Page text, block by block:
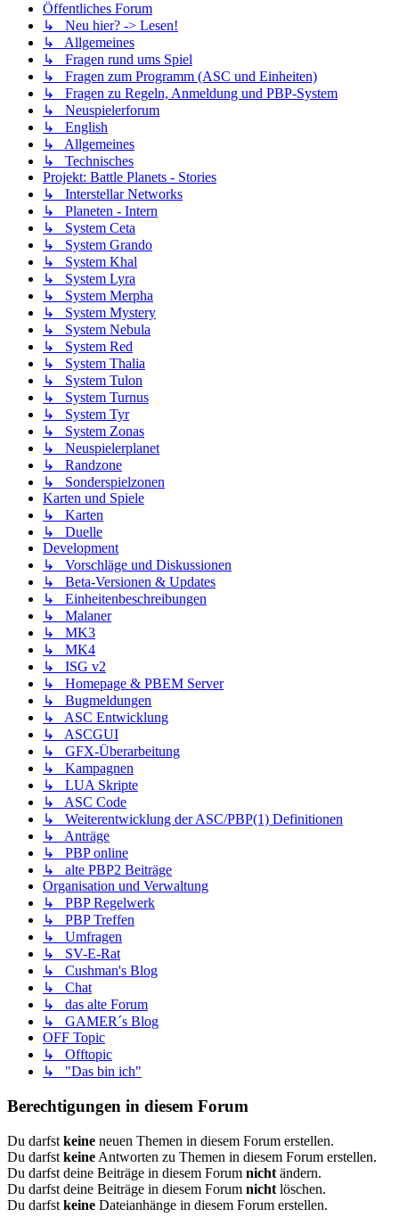
Öffentliches Forum
↳ Neu hier? -> Lesen!
↳ Allgemeines
↳ Fragen rund ums Spiel
↳ Fragen zum Programm (ASC und Einheiten)
↳ Fragen zu Regeln, Anmeldung und PBP-System
↳ Neuspielerforum
↳ English
↳ Allgemeines
↳ Technisches
Projekt: Battle Planets - Stories
↳ Interstellar Networks
↳ Planeten - Intern
↳ System Ceta
↳ System Grando
↳ System Khal
↳ System Lyra
↳ System Merpha
↳ System Mystery
↳ System Nebula
↳ System Red
↳ System Thalia
↳ System Tulon
↳ System Turnus
↳ System Tyr
↳ System Zonas
↳ Neuspielerplanet
↳ Randzone
↳ Sonderspielzonen
Karten und Spiele
↳ Karten
↳ Duelle
Development
↳ Vorschläge und Diskussionen
↳ Beta-Versionen & Updates
↳ Einheitenbeschreibungen
↳ Malaner
↳ MK3
↳ MK4
↳ ISG v2
↳ Homepage & PBEM Server
↳ Bugmeldungen
↳ ASC Entwicklung
↳ ASCGUI
↳ GFX-Überarbeitung
↳ Kampagnen
↳ LUA Skripte
↳ ASC Code
↳ Weiterentwicklung der ASC/PBP(1) Definitionen
↳ Anträge
↳ PBP online
↳ alte PBP2 Beiträge
Organisation und Verwaltung
↳ PBP Regelwerk
↳ PBP Treffen
↳ Umfragen
↳ SV-E-Rat
↳ Cushman's Blog
↳ Chat
↳ das alte Forum
↳ GAMER´s Blog
OFF Topic
↳ Offtopic
↳ "Das bin ich"
Berechtigungen in diesem Forum
Du darfst keine neuen Themen in diesem Forum erstellen.
Du darfst keine Antworten zu Themen in diesem Forum erstellen.
Du darfst deine Beiträge in diesem Forum nicht ändern.
Du darfst deine Beiträge in diesem Forum nicht löschen.
Du darfst keine Dateianhänge in diesem Forum erstellen.